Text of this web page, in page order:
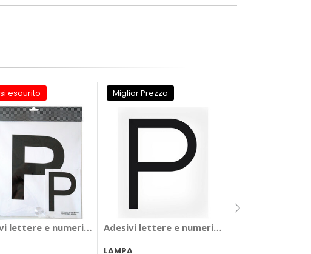
esaurito
lettere e numeri Principiante - GAT
Miglior Prezzo
Adesivi lettere e numeri - LAMPA
LAMPA